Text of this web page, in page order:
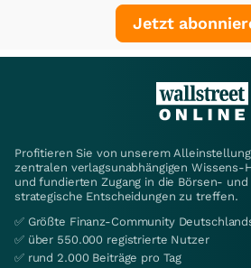
Jetzt
Profitieren Sie von unserem
zentralen verlagsunabhängigen
und fundierten Zugang in die Börsen-
strategische Entscheidungen zu treffen.
✅ Größte Finanz-Community
✅ über 550.000 registrierte Nutzer
✅ rund 2.000 Beiträge pro Tag